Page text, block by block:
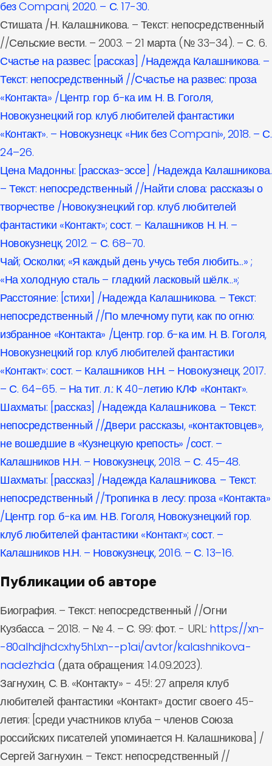
без Compani, 2020. – С. 17-30.
Стишата /Н. Калашникова. – Текст: непосредственный
//Сельские вести. – 2003. – 21 марта (№ 33–34). – С. 6.
Счастье на развес: [рассказ] /Надежда Калашникова. –
Текст: непосредственный //Счастье на развес: проза
«Контакта» /Центр. гор. б-ка им. Н. В. Гоголя,
Новокузнецкий гор. клуб любителей фантастики
«Контакт». – Новокузнецк: «Ник без Compani», 2018. – С.
24–26.
Цена Мадонны: [рассказ-эссе] /Надежда Калашникова.
– Текст: непосредственный //Найти слова: рассказы о
творчестве /Новокузнецкий гор. клуб любителей
фантастики «Контакт»; сост. – Калашников Н. Н. –
Новокузнецк, 2012. – С. 68–70.
Чай; Осколки; «Я каждый день учусь тебя любить…» ;
«На холодную сталь – гладкий ласковый шёлк…»;
Расстояние: [стихи] /Надежда Калашникова. – Текст:
непосредственный //По млечному пути, как по огню:
избранное «Контакта» /Центр. гор. б-ка им. Н. В. Гоголя,
Новокузнецкий гор. клуб любителей фантастики
«Контакт»: сост. – Калашников Н.Н. – Новокузнецк, 2017.
– С. 64–65. – На тит. л.: К 40-летию КЛФ «Контакт».
Шахматы: [рассказ] /Надежда Калашникова. – Текст:
непосредственный //Двери: рассказы, «контактовцев»,
не вошедшие в «Кузнецкую крепость» /сост. –
Калашников Н.Н. – Новокузнецк, 2018. – С. 45–48.
Шахматы: [рассказ] /Надежда Калашникова. – Текст:
непосредственный //Тропинка в лесу: проза «Контакта»
/Центр. гор. б-ка им. Н.В. Гоголя, Новокузнецкий гор.
клуб любителей фантастики «Контакт»; сост. –
Калашников Н.Н. – Новокузнецк, 2016. – С. 13–16.
Публикации об авторе
Биография. – Текст: непосредственный //Огни
Кузбасса. – 2018. – № 4. – С. 99: фот. - URL: https://xn-
-80alhdjhdcxhy5hl.xn--p1ai/avtor/kalashnikova-
nadezhda (дата обращения: 14.09.2023).
Загнухин, С. В. «Контакту» - 45!: 27 апреля клуб
любителей фантастики «Контакт» достиг своего 45-
летия: [среди участников клуба – членов Союза
российских писателей упоминается Н. Калашникова] /
Сергей Загнухин. – Текст: непосредственный //